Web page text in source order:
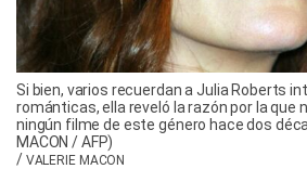
Si bien, varios recuerdan a Julia Roberts
románticas, ella reveló la razón por la que
ningún filme de este género hace dos
MACON / AFP)
/ VALERIE MACON